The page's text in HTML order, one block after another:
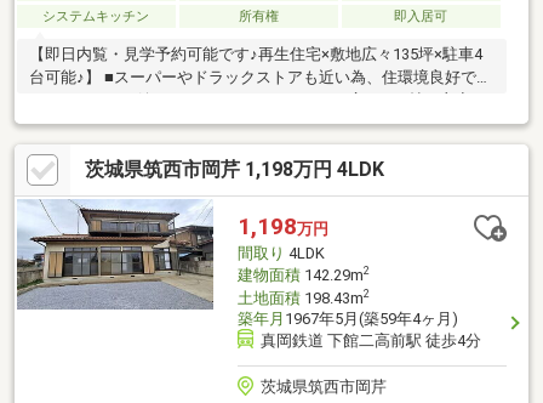
システムキッチン
所有権 即入居可
【即日内覧・見学予約可能です♪再生住宅×敷地広々135坪×駐車4
台可能♪】 ■スーパーやドラックストアも近い為、住環境良好で
室！
茨城県筑西市岡芹 1,198万円 4LDK
1,198万円
間取り 4LDK
建物面積142.29m2
土地面積198.43m2
築年月 1967年5月(築59年4ヶ月)
真岡鉄道 下館二高前駅 徒歩4分
茨城県筑西市岡芹